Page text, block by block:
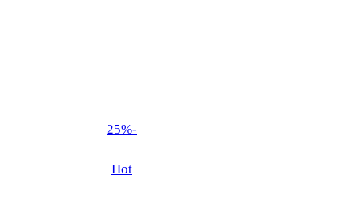
-25%
Hot